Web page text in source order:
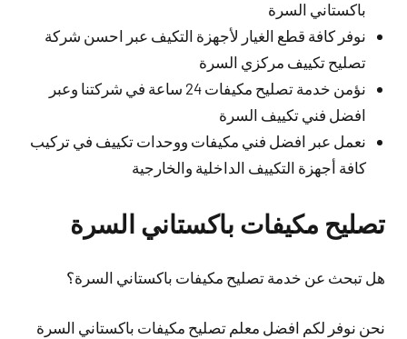
باكستاني السرة
نوفر كافة قطع الغيار لأجهزة التكيف عبر احسن شركة
تصليح تكييف مركزي السرة
نؤمن خدمة تصليح مكيفات 24 ساعة في شركتنا وعبر
افضل فني تكييف السرة
نعمل عبر افضل فني مكيفات ووحدات تكييف في تركيب
كافة أجهزة التكييف الداخلية والخارجية
تصليح مكيفات باكستاني السرة
هل تبحث عن خدمة تصليح مكيفات باكستاني السرة؟
نحن نوفر لكم افضل معلم تصليح مكيفات باكستاني السرة